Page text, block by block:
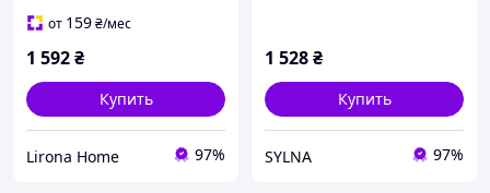
250 г/м² (1-03936_25636)
от 159₴/мес
1 592₴
Купить
Lirona Home 97%
1 528₴
Купить
SYLNA 97%